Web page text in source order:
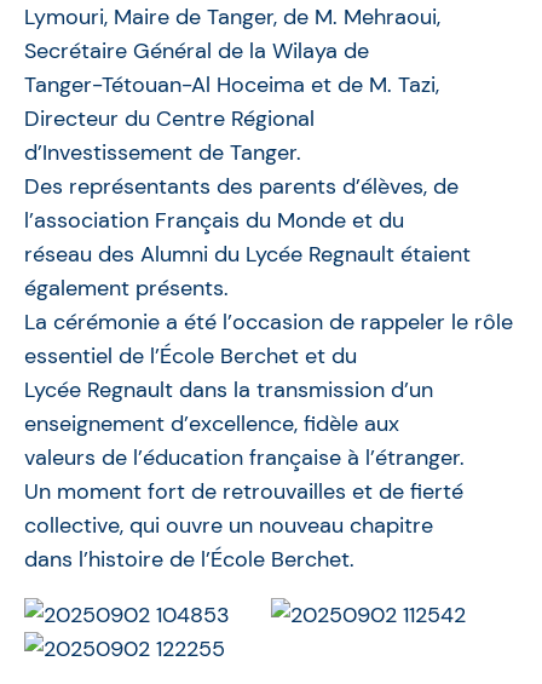
Lymouri, Maire de Tanger, de M. Mehraoui,
Secrétaire Général de la Wilaya de
Tanger-Tétouan-Al Hoceima et de M. Tazi,
Directeur du Centre Régional
d’Investissement de Tanger.
Des représentants des parents d’élèves, de
l’association Français du Monde et du
réseau des Alumni du Lycée Regnault étaient
également présents.
La cérémonie a été l’occasion de rappeler le rôle
essentiel de l’École Berchet et du
Lycée Regnault dans la transmission d’un
enseignement d’excellence, fidèle aux
valeurs de l’éducation française à l’étranger.
Un moment fort de retrouvailles et de fierté
collective, qui ouvre un nouveau chapitre
dans l’histoire de l’École Berchet.